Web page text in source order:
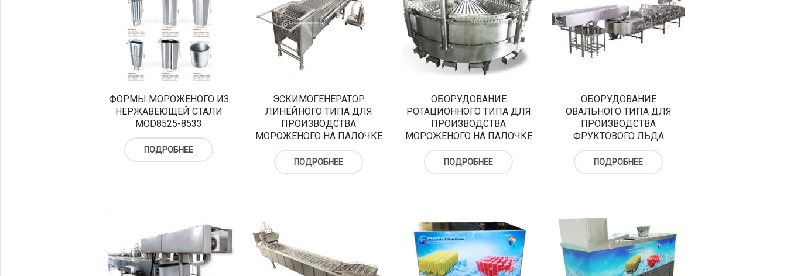
ФОРМЫ МОРОЖЕНОГО ИЗ
НЕРЖАВЕЮЩЕЙ СТАЛИ
MOD8525-8533
ПОДРОБНЕЕ
ЭСКИМОГЕНЕРАТОР
ЛИНЕЙНОГО ТИПА ДЛЯ
ПРОИЗВОДСТВА
МОРОЖЕНОГО НА ПАЛОЧКЕ
ПОДРОБНЕЕ
ОБОРУДОВАНИЕ
РОТАЦИОННОГО ТИПА ДЛЯ
ПРОИЗВОДСТВА
МОРОЖЕНОГО НА ПАЛОЧКЕ
ПОДРОБНЕЕ
ОБОРУДОВАНИЕ
ОВАЛЬНОГО ТИПА ДЛЯ
ПРОИЗВОДСТВА
ФРУКТОВОГО ЛЬДА
ПОДРОБНЕЕ